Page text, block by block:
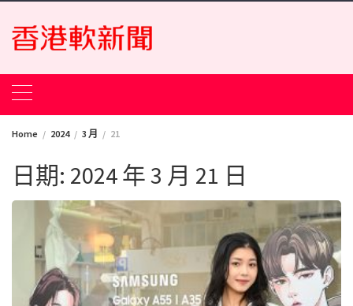
Skip
content
Home 2024 3 月 21
日期: 2024 年 3 月 21 日